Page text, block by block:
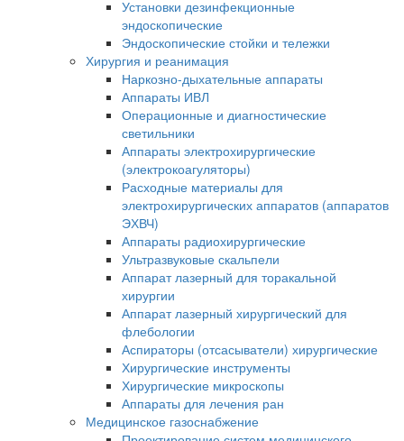
Установки дезинфекционные
эндоскопические
Эндоскопические стойки и тележки
Хирургия и реанимация
Наркозно-дыхательные аппараты
Аппараты ИВЛ
Операционные и диагностические
светильники
Аппараты электрохирургические
(электрокоагуляторы)
Расходные материалы для
электрохирургических аппаратов (аппаратов
ЭХВЧ)
Аппараты радиохирургические
Ультразвуковые скальпели
Аппарат лазерный для торакальной
хирургии
Аппарат лазерный хирургический для
флебологии
Аспираторы (отсасыватели) хирургические
Хирургические инструменты
Хирургические микроскопы
Аппараты для лечения ран
Медицинское газоснабжение